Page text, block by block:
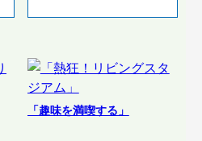
「趣味を満喫する」